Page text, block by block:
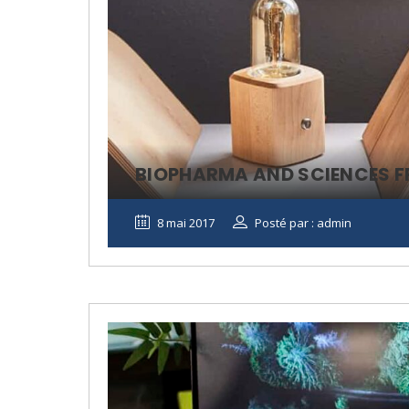
BIOPHARMA AND SCIENCES
8 mai 2017 Posté par : admin
Kangson-E"
majeure
formation
employés
travail. Les
offertes par